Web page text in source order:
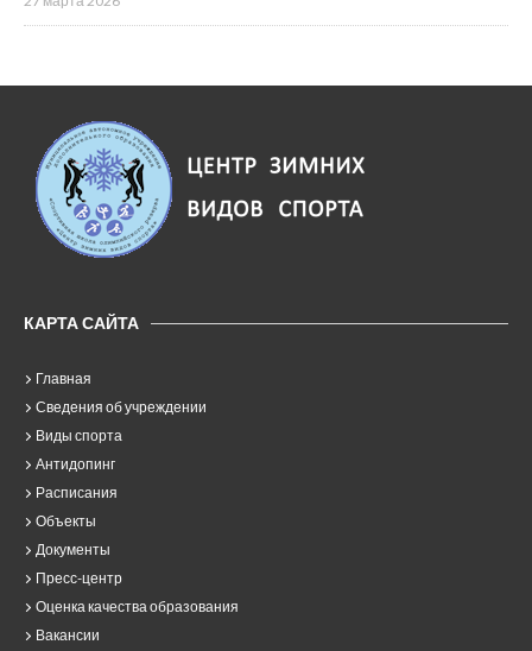
КАРТА САЙТА
Главная
Сведения об учреждении
Виды спорта
Антидопинг
Расписания
Объекты
Документы
Пресс-центр
Оценка качества образования
Вакансии